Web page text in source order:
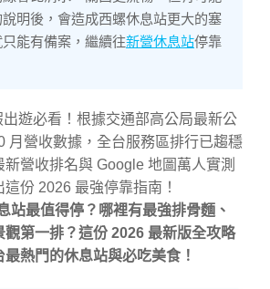
明後，會造成西螺休息站更大的塞
能有備案，繼續往新營休息站停靠
遊必看！根據交通部高公局最新公
月營收數據，全台服務區排行已趨穩
營收排名與 Google 地圖萬人實測
份 2026 最強停靠指南！
站最值得停？哪裡有最強排骨麵、
觀第一排？這份 2026 最新版全攻略
熱門的休息站與必吃美食！